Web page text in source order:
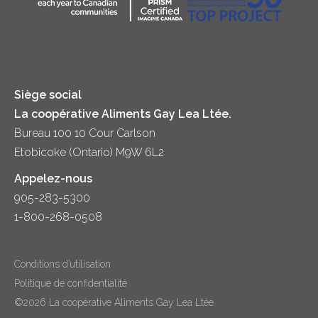
Principes coopératifs
Siège social
La coopérative Aliments Gay Lea Ltée.
Bureau 100 10 Cour Carlson
Etobicoke (Ontario) M9W 6L2
Appelez-nous
905-283-5300
1-800-268-0508
Conditions d’utilisation
Politique de confidentialité
©2026 La coopérative Aliments Gay Lea Ltée.